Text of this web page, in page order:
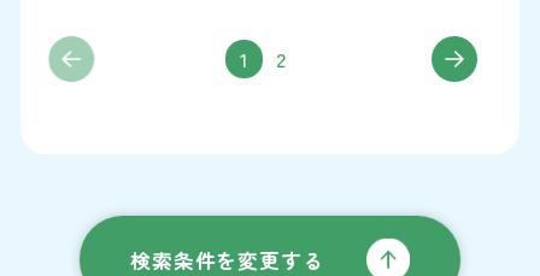
1 2
検索条件を変更する